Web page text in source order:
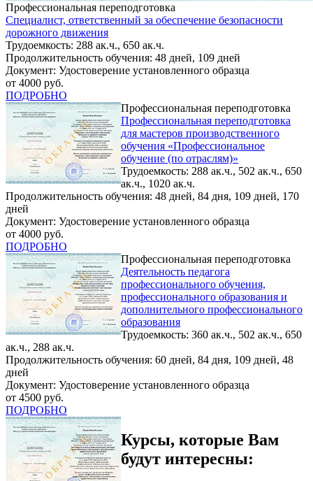
Профессиональная переподготовка
Специалист, ответственный за обеспечение безопасности
дорожного движения
Трудоемкость: 288 ак.ч., 650 ак.ч.
Продолжительность обучения: 48 дней, 109 дней
Документ: Удостоверение установленного образца
от 4000 руб.
ПОДРОБНО
Профессиональная переподготовка
Профессиональная переподготовка
для мастеров производственного
обучения «Профессиональное
обучение (по отраслям)»
Трудоемкость: 288 ак.ч., 502 ак.ч., 650
ак.ч., 1020 ак.ч.
Продолжительность обучения: 48 дней, 84 дня, 109 дней, 170
дней
Документ: Удостоверение установленного образца
от 4000 руб.
ПОДРОБНО
Профессиональная переподготовка
Деятельность педагога
профессионального обучения,
профессионального образования и
дополнительного профессионального
образования
Трудоемкость: 360 ак.ч., 502 ак.ч., 650
ак.ч., 288 ак.ч.
Продолжительность обучения: 60 дней, 84 дня, 109 дней, 48
дней
Документ: Удостоверение установленного образца
от 4500 руб.
ПОДРОБНО
Курсы, которые Вам
будут интересны: